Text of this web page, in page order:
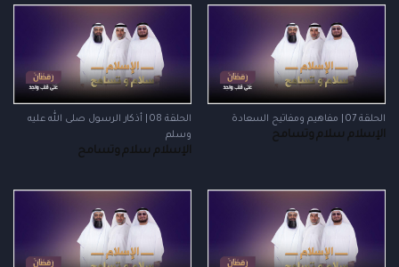
الحلقة 07 | مفاهيم ومفاتيح السعادة
الإسلام سلام وتسامح
الحلقة 08 | أذكار الرسول صلى الله عليه
وسلم
الإسلام سلام وتسامح